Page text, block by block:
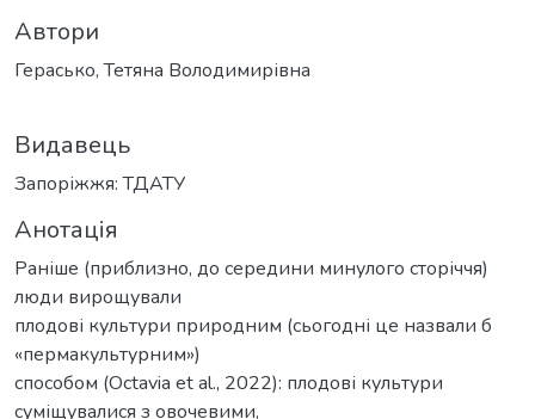
Автори
Герасько, Тетяна Володимирівна
Видавець
Запоріжжя: ТДАТУ
Анотація
Раніше (приблизно, до середини минулого сторіччя)
люди вирощували
плодові культури природним (сьогодні це назвали б
«пермакультурним»)
способом (Octavia et al., 2022): плодові культури
суміщувалися з овочевими,